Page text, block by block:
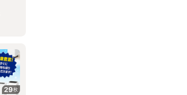
29枚